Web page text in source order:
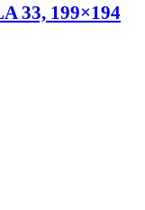
33, 199×194